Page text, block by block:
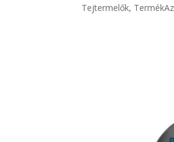
Tejtermelők,